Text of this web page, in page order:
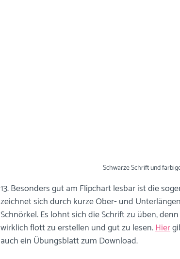
Schwarze Schrift und
13. Besonders gut am Flipchart lesbar ist die
zeichnet sich durch kurze Ober- und
Schnörkel. Es lohnt sich die Schrift zu üben,
wirklich flott zu erstellen und gut zu lesen. Hier
auch ein Übungsblatt zum Download.